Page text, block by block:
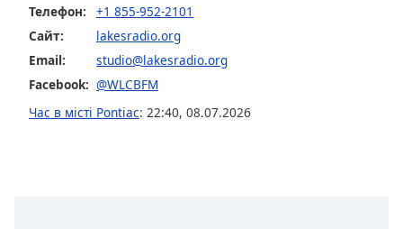
opens
subtitles
settings
dialog
off,
Телефон:
+1 855-952-2101
Сайт:
lakesradio.org
Email:
studio@lakesradio.org
Facebook: @WLCBFM
Час в місті Pontiac: 22:40, 08.07.2026